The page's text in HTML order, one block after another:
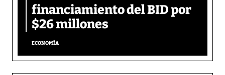
financiamiento del BID por
$26 millones
ECONOMÍA